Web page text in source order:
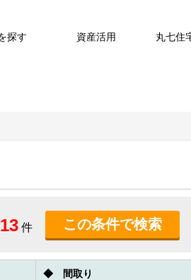
探す 資産活用 丸七住
件
◆ 間取り